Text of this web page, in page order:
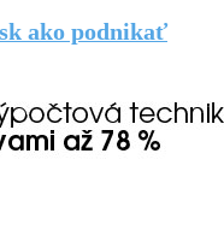
ako podnikať